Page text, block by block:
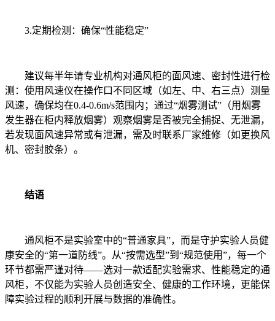
3.定期检测：确保“性能稳定”
建议每半年请专业机构对通风柜的面风速、密封性进行检
测：使用风速仪在操作口不同区域（如左、中、右三点）测量
风速，确保均在0.4-0.6m/s范围内；通过“烟雾测试”（用烟雾
发生器在柜内释放烟雾）观察烟雾是否被完全捕捉、无泄漏，
若发现面风速异常或有泄漏，需及时联系厂家维修（如更换风
机、密封胶条）。
结语
通风柜不是实验室中的“普通家具”，而是守护实验人员健
康安全的“第一道防线”。从“按需选型”到“规范使用”，每一个
环节都需严谨对待——选对一款适配实验需求、性能稳定的通
风柜，不仅能为实验人员创造安全、健康的工作环境，更能保
障实验过程的顺利开展与数据的准确性。